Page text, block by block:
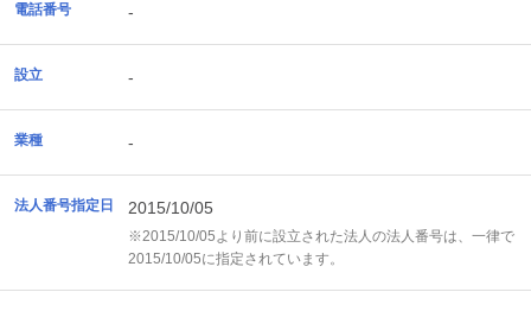
電話番号 -
設立 -
業種 -
法人番号指定日 2015/10/05
※2015/10/05より前に設立された法人の法人番号は、一律で
2015/10/05に指定されています。